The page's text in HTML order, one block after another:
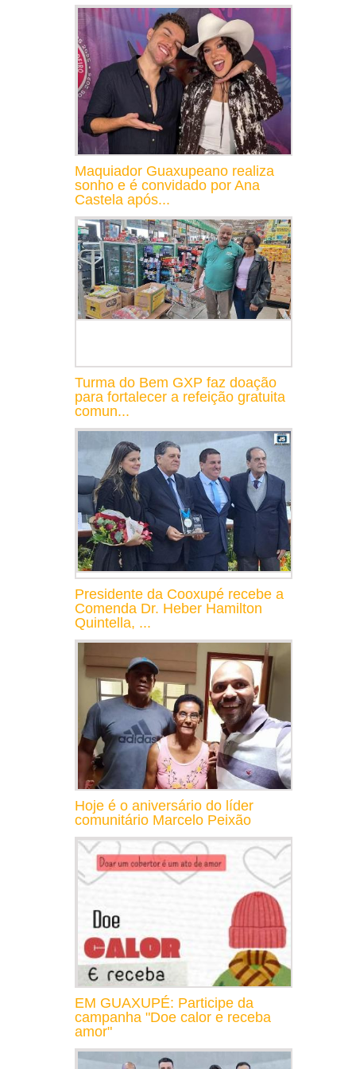
Maquiador Guaxupeano realiza
sonho e é convidado por Ana
Castela após...
Turma do Bem GXP faz doação
para fortalecer a refeição gratuita
comun...
Presidente da Cooxupé recebe a
Comenda Dr. Heber Hamilton
Quintella, ...
Hoje é o aniversário do líder
comunitário Marcelo Peixão
EM GUAXUPÉ: Participe da
campanha "Doe calor e receba
amor"